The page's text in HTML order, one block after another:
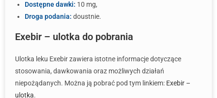
Dostępne dawki: 10 mg,
Droga podania: doustnie.
Exebir – ulotka do pobrania
Ulotka leku Exebir zawiera istotne informacje dotyczące
stosowania, dawkowania oraz możliwych działań
niepożądanych. Można ją pobrać pod tym linkiem: Exebir –
ulotka.